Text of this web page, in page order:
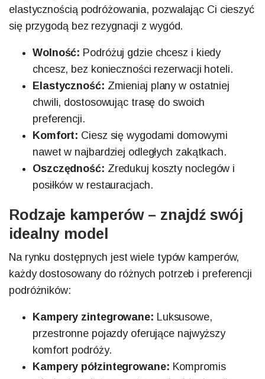
elastycznością podróżowania, pozwalając Ci cieszyć
się przygodą bez rezygnacji z wygód.
Wolność: Podróżuj gdzie chcesz i kiedy
chcesz, bez konieczności rezerwacji hoteli.
Elastyczność: Zmieniaj plany w ostatniej
chwili, dostosowując trasę do swoich
preferencji.
Komfort: Ciesz się wygodami domowymi
nawet w najbardziej odległych zakątkach.
Oszczędność: Zredukuj koszty noclegów i
posiłków w restauracjach.
Rodzaje kamperów – znajdź swój
idealny model
Na rynku dostępnych jest wiele typów kamperów,
każdy dostosowany do różnych potrzeb i preferencji
podróżników:
Kampery zintegrowane: Luksusowe,
przestronne pojazdy oferujące najwyższy
komfort podróży.
Kampery półzintegrowane: Kompromis